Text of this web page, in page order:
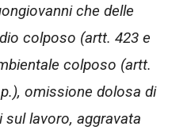
che delle
colposo (artt. 423 e
colposo (artt.
omissione dolosa di
lavoro, aggravata